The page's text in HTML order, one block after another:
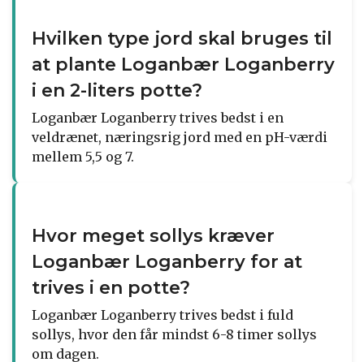
Hvilken type jord skal bruges til
at plante Loganbær Loganberry
i en 2-liters potte?
Loganbær Loganberry trives bedst i en
veldrænet, næringsrig jord med en pH-værdi
mellem 5,5 og 7.
Hvor meget sollys kræver
Loganbær Loganberry for at
trives i en potte?
Loganbær Loganberry trives bedst i fuld
sollys, hvor den får mindst 6-8 timer sollys
om dagen.